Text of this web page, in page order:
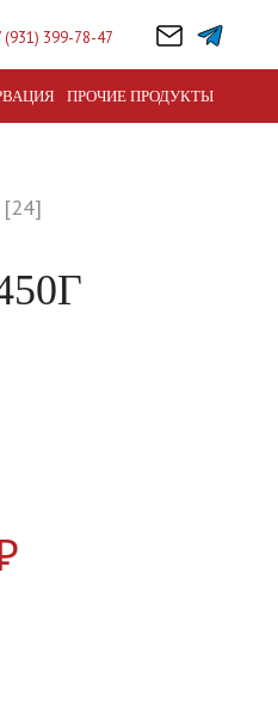
(931) 399-78-47
ПРОЧИЕ ПРОДУКТЫ
[24]